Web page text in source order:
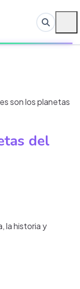
son los planetas
del
la historia y